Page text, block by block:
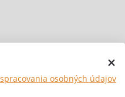
osobných údajov